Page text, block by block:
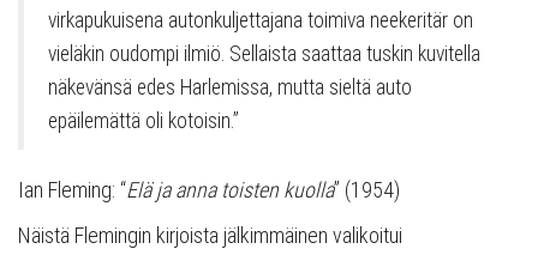
virkapukuisena autonkuljettajana toimiva neekeritär on
vieläkin oudompi ilmiö. Sellaista saattaa tuskin kuvitella
näkevänsä edes Harlemissa, mutta sieltä auto
epäilemättä oli kotoisin.”
Ian Fleming: “Elä ja anna toisten kuolla” (1954)
Näistä Flemingin kirjoista jälkimmäinen valikoitui